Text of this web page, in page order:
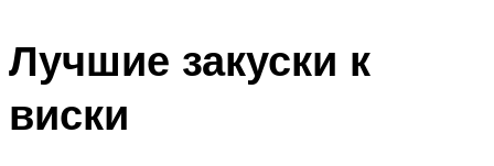
Лучшие закуски к
виски